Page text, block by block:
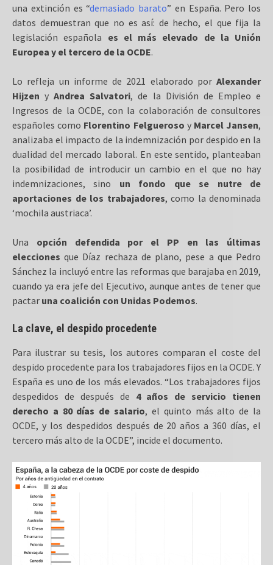
una extinción es “demasiado barato” en España. Pero los
datos demuestran que no es así: de hecho, el que fija la
legislación española es el más elevado de la Unión
Europea y el tercero de la OCDE.
Lo refleja un informe de 2021 elaborado por Alexander
Hijzen yAndrea Salvatori, de la División de Empleo e
Ingresos de la OCDE, con la colaboración de consultores
españoles como Florentino Felgueroso y Marcel Jansen,
analizaba el impacto de la indemnización por despido en la
dualidad del mercado laboral. En este sentido, planteaban
la posibilidad de introducir un cambio en el que no hay
indemnizaciones, sino un fondo que se nutre de
aportaciones de los trabajadores, como la denominada
‘mochila austriaca’.
Una opción defendida por el PP en las últimas
elecciones que Díaz rechaza de plano, pese a que Pedro
Sánchez la incluyó entre las reformas que barajaba en 2019,
cuando ya era jefe del Ejecutivo, aunque antes de tener que
pactar una coalición con Unidas Podemos.
La clave, el despido procedente
Para ilustrar su tesis, los autores comparan el coste del
despido procedente para los trabajadores fijos en la OCDE. Y
España es uno de los más elevados. “Los trabajadores fijos
despedidos de después de 4 años de servicio tienen
derecho a 80 días de salario, el quinto más alto de la
OCDE, y los despedidos después de 20 años a 360 días, el
tercero más alto de la OCDE”, incide el documento.